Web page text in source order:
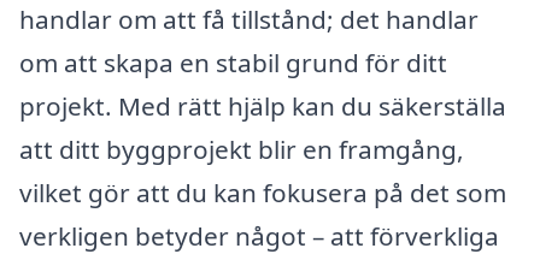
handlar om att få tillstånd; det handlar
om att skapa en stabil grund för ditt
projekt. Med rätt hjälp kan du säkerställa
att ditt byggprojekt blir en framgång,
vilket gör att du kan fokusera på det som
verkligen betyder något – att förverkliga